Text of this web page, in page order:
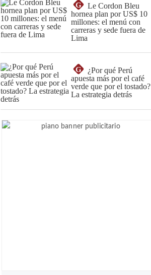
G
Le Cordon Bleu
hornea plan por US$ 10
millones: el menú con
carreras y sede fuera de
Lima
G
¿Por qué Perú
apuesta más por el café
verde que por el tostado?
La estrategia detrás